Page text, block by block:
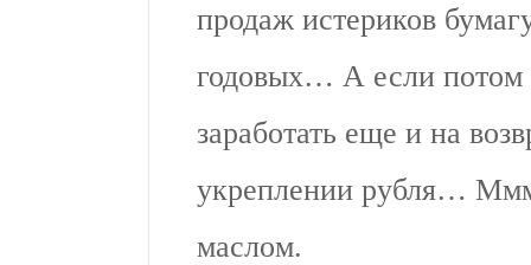
продаж истериков
годовых… А если потом
заработать еще и на
укреплении рубля…
маслом.